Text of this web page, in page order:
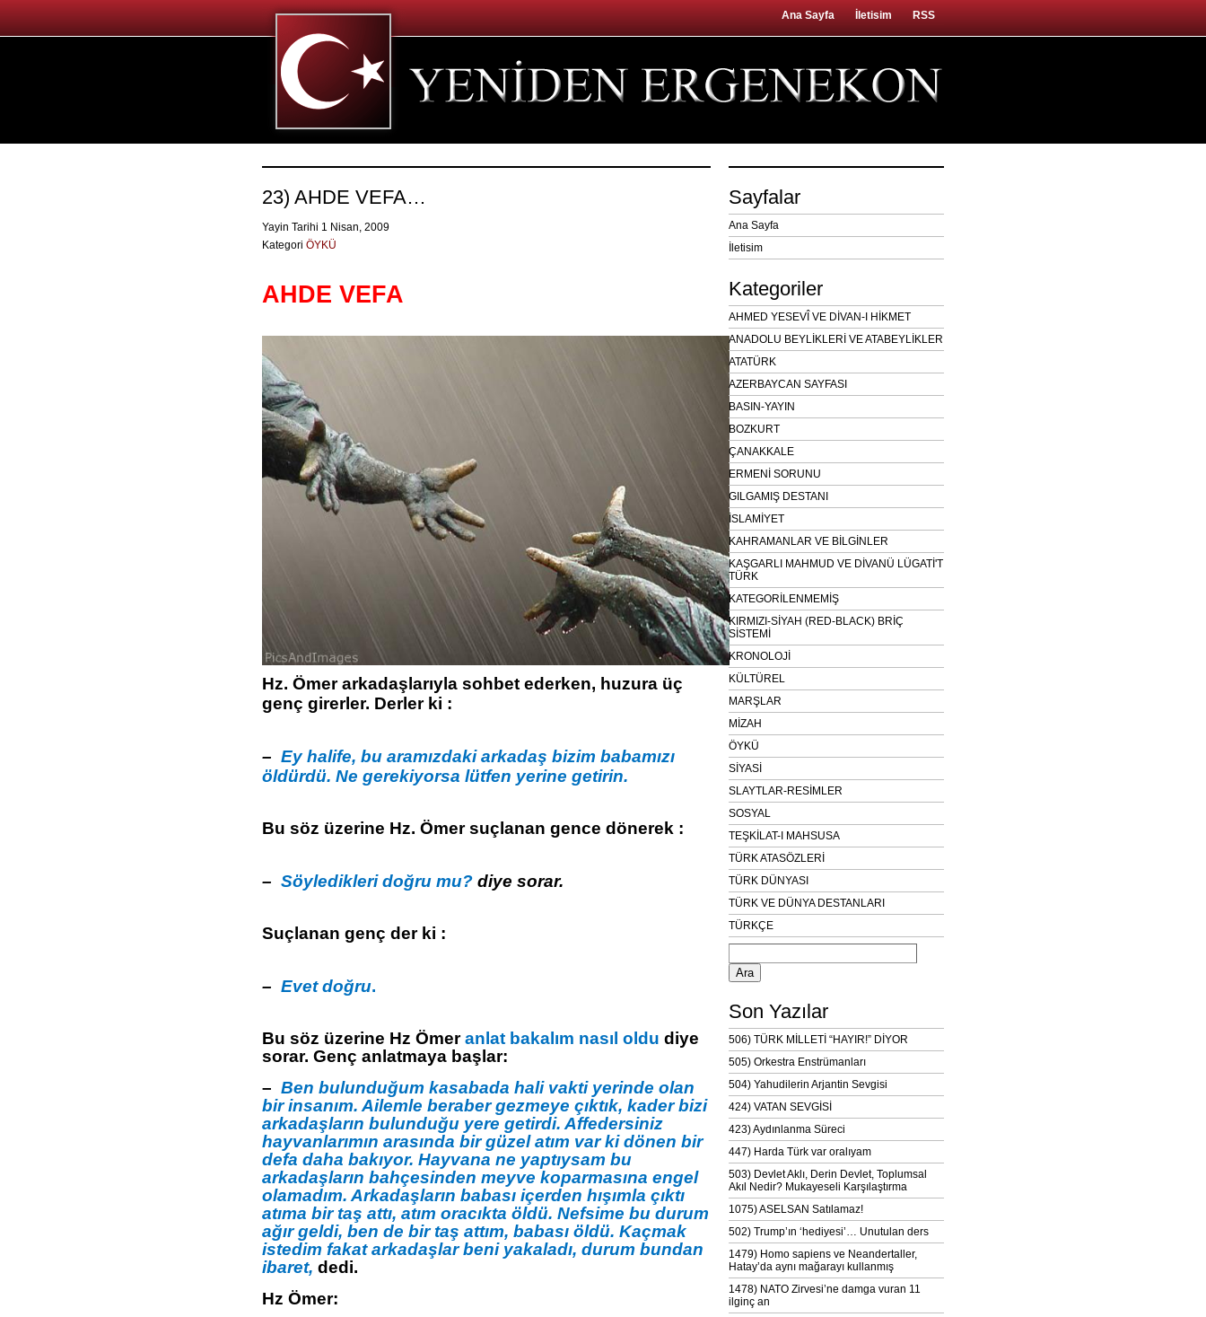
Ana Sayfa İletisim RSS
23) AHDE VEFA…
Yayin Tarihi 1 Nisan, 2009
Kategori ÖYKÜ
AHDE VEFA
Hz. Ömer arkadaşlarıyla sohbet ederken, huzura üç
genç girerler. Derler ki :
– Ey halife, bu aramızdaki arkadaş bizim babamızı
öldürdü. Ne gerekiyorsa lütfen yerine getirin.
Bu söz üzerine Hz. Ömer suçlanan gence dönerek :
– Söyledikleri doğru mu? diye sorar.
Suçlanan genç der ki :
– Evet doğru.
Bu söz üzerine Hz Ömeranlat bakalım nasıl oldu diye
sorar. Genç anlatmaya başlar:
– Ben bulunduğum kasabada hali vakti yerinde olan
bir insanım. Ailemle beraber gezmeye çıktık, kader bizi
arkadaşların bulunduğu yere getirdi. Affedersiniz
hayvanlarımın arasında bir güzel atım var ki dönen bir
defa daha bakıyor. Hayvana ne yaptıysam bu
arkadaşların bahçesinden meyve koparmasına engel
olamadım. Arkadaşların babası içerden hışımla çıktı
atıma bir taş attı, atım oracıkta öldü. Nefsime bu durum
ağır geldi, ben de bir taş attım, babası öldü. Kaçmak
istedim fakat arkadaşlar beni yakaladı, durum bundan
ibaret, dedi.
Hz Ömer:
Sayfalar
Ana Sayfa
İletisim
Kategoriler
AHMED YESEVÎ VE DİVAN-I HİKMET
ANADOLU BEYLİKLERİ VE ATABEYLİKLER
ATATÜRK
AZERBAYCAN SAYFASI
BASIN-YAYIN
BOZKURT
ÇANAKKALE
ERMENİ SORUNU
GILGAMIŞ DESTANI
İSLAMİYET
KAHRAMANLAR VE BİLGİNLER
KAŞGARLI MAHMUD VE DİVANÜ LÜGATİ'T
TÜRK
KATEGORİLENMEMİŞ
KIRMIZI-SİYAH (RED-BLACK) BRİÇ
SİSTEMİ
KRONOLOJİ
KÜLTÜREL
MARŞLAR
MİZAH
ÖYKÜ
SİYASİ
SLAYTLAR-RESİMLER
SOSYAL
TEŞKİLAT-I MAHSUSA
TÜRK ATASÖZLERİ
TÜRK DÜNYASI
TÜRK VE DÜNYA DESTANLARI
TÜRKÇE
Arama:
Son Yazılar
506) TÜRK MİLLETİ “HAYIR!” DİYOR
505) Orkestra Enstrümanları
504) Yahudilerin Arjantin Sevgisi
424) VATAN SEVGİSİ
423) Aydınlanma Süreci
447) Harda Türk var oralıyam
503) Devlet Aklı, Derin Devlet, Toplumsal
Akıl Nedir? Mukayeseli Karşılaştırma
1075) ASELSAN Satılamaz!
502) Trump’ın ‘hediyesi’… Unutulan ders
1479) Homo sapiens ve Neandertaller,
Hatay’da aynı mağarayı kullanmış
1478) NATO Zirvesi’ne damga vuran 11
ilginç an